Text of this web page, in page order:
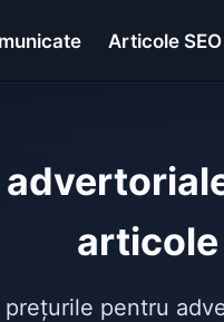
Articole SEO
articole
pentru